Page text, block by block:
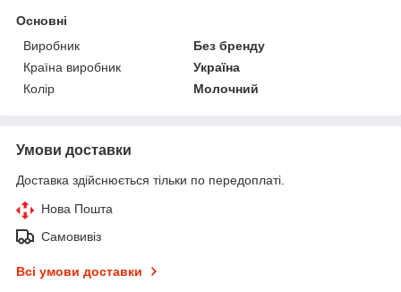
Основні
Виробник
Без бренду
Країна виробник
Україна
Колір
Молочний
Умови доставки
Доставка здійснюється тільки по передоплаті.
Нова Пошта
Самовивіз
Всі умови доставки